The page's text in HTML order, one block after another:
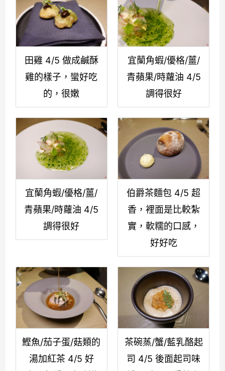
田雞 4/5 做成鹹酥
雞的樣子，蠻好吃
的，很嫩
宜蘭角蝦/優格/薑/
青蘋果/時蘿油 4/5
調得很好
宜蘭角蝦/優格/薑/
青蘋果/時蘿油 4/5
調得很好
伯爵茶麵包 4/5 超
香，裡面是比較紮
實，軟糯的口感，
好好吃
鰹魚/茄子蛋/菇類的
湯加紅茶 4/5 好
茶碗蒸/蟹/藍乳酪起
司 4/5 後面起司味